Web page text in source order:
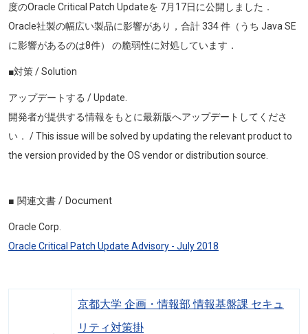
度のOracle Critical Patch Updateを 7月17日に公開しました．
Oracle社製の幅広い製品に影響があり，合計 334 件（うち Java SE
に影響があるのは8件） の脆弱性に対処しています．
■対策 / Solution
アップデートする / Update.
開発者が提供する情報をもとに最新版へアップデートしてくださ
い． /This issue will be solved by updating the relevant product to
the version provided by the OS vendor or distribution source.
■ 関連文書 / Document
Oracle Corp.
Oracle Critical Patch Update Advisory - July 2018
京都大学 企画・情報部 情報基盤課 セキュ
リティ対策掛